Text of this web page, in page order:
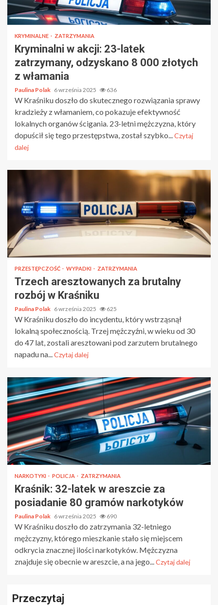
KRYMINALNE ZATRZYMANIA
Kryminalni w akcji: 23-latek
zatrzymany, odzyskano 8 000 złotych
z włamania
Paulina Polak 6 września 2025 636
W Kraśniku doszło do skutecznego rozwiązania sprawy
kradzieży z włamaniem, co pokazuje efektywność
lokalnych organów ścigania. 23-letni mężczyzna, który
dopuścił się tego przestępstwa, został szybko...Czytaj
dalej
PRZESTĘPCZOŚĆ WYPADKI ZATRZYMANIA
Trzech aresztowanych za brutalny
rozbój w Kraśniku
Paulina Polak 6 września 2025 625
W Kraśniku doszło do incydentu, który wstrząsnął
lokalną społecznością. Trzej mężczyźni, w wieku od 30
do 47 lat, zostali aresztowani pod zarzutem brutalnego
napadu na...Czytaj dalej
NARKOTYKI POLICJA ZATRZYMANIA
Kraśnik: 32-latek w areszcie za
posiadanie 80 gramów narkotyków
Paulina Polak 6 września 2025 690
W Kraśniku doszło do zatrzymania 32-letniego
mężczyzny, którego mieszkanie stało się miejscem
odkrycia znacznej ilości narkotyków. Mężczyzna
znajduje się obecnie w areszcie, a na jego...Czytaj dalej
Przeczytaj